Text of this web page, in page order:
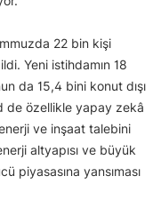
22 bin kişi
Yeni istihdamın 18
da 15,4 bini konut dışı
de özellikle yapay zekâ
enerji ve inşaat talebini
altyapısı ve büyük
piyasasına yansıması